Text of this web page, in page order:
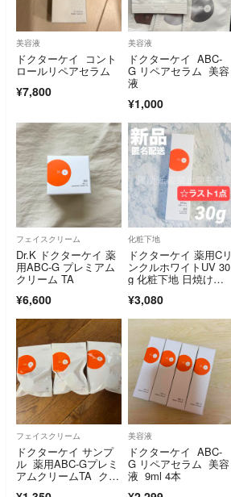
美容液
ドクターケイ コント
ロールリペアセラム
¥7,800
美容液
ドクターケイ ABC-
G リペアセラム 美容
液
¥1,000
フェイスクリーム
Dr.K ドクターケイ 薬
用ABC-G プレミアム
クリーム TA
¥6,600
化粧下地
ドクターケイ 薬用Cリ
ンクルホワイトUV 30
g 化粧下地 日焼け止
¥3,080
フェイスクリーム
ドクターケイ サンプ
ル 薬用ABC-Gプレミ
アムクリームTA クリ
美容液
ドクターケイ ABC-
G リペアセラム 美容
液 9ml 4本